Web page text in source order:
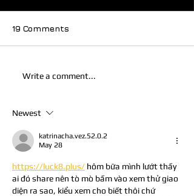
19 Comments
Write a comment...
Newest
katrinacha.vez.52.0.2
May 28
https://luck8.plus/ hôm bữa mình lướt thấy
ai đó share nên tò mò bấm vào xem thử giao
diện ra sao, kiểu xem cho biết thôi chứ